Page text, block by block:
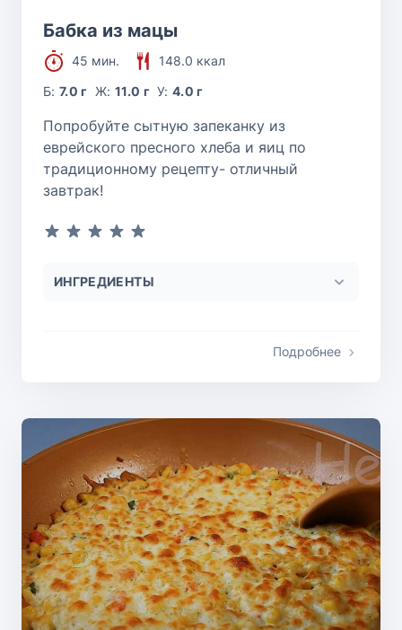
Бабка из мацы
45 мин.
148.0 ккал
Б:7.0 г Ж: 11.0 г У:4.0 г
Попробуйте сытную запеканку из
еврейского пресного хлеба и яиц по
традиционному рецепту- отличный
завтрак!
ИНГРЕДИЕНТЫ
Подробнее